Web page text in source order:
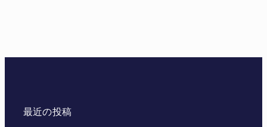
最近の投稿